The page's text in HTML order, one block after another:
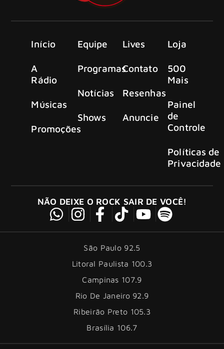
Início
A
Rádio
Músicas
Promoções
Equipe
Programas
Notícias
Shows
Lives
Contato
Resenhas
Anuncie
Loja
500
Mais
Painel
de
Controle
Políticas de
Privacidade
NÃO DEIXE O ROCK SAIR DE VOCÊ!
São Paulo 92.5
Litoral Paulista 100.3
Campinas 107.9
Rio De Janeiro 92.9
Ribeirão Preto 105.3
Brasília 106.7